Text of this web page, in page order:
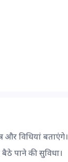
विधियां बताएंगे।
बैठे पाने की सुविधा।